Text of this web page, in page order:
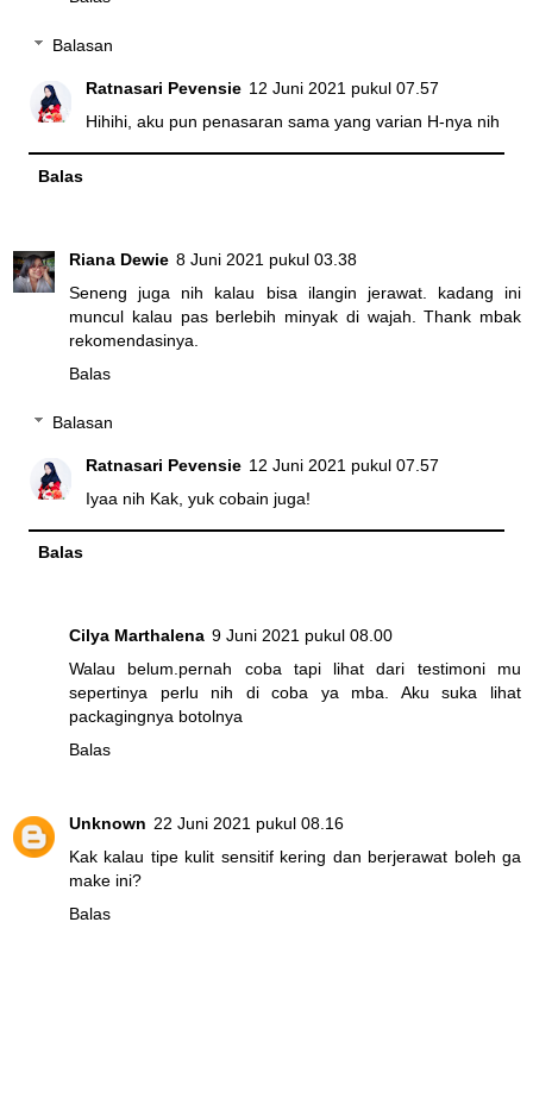
Balasan
Ratnasari Pevensie 12 Juni 2021 pukul 07.57
Hihihi, aku pun penasaran sama yang varian H-nya nih
Balas
Riana Dewie 8 Juni 2021 pukul 03.38
Seneng juga nih kalau bisa ilangin jerawat. kadang ini
muncul kalau pas berlebih minyak di wajah. Thank mbak
rekomendasinya.
Balas
Balasan
Ratnasari Pevensie 12 Juni 2021 pukul 07.57
Iyaa nih Kak, yuk cobain juga!
Balas
Cilya Marthalena 9 Juni 2021 pukul 08.00
Walau belum.pernah coba tapi lihat dari testimoni mu
sepertinya perlu nih di coba ya mba. Aku suka lihat
packagingnya botolnya
Balas
Unknown 22 Juni 2021 pukul 08.16
Kak kalau tipe kulit sensitif kering dan berjerawat boleh ga
make ini?
Balas